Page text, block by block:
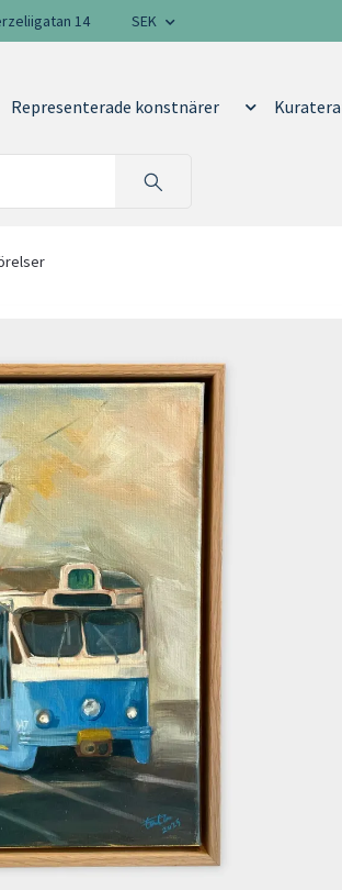
14 SEK
Representerade konstnärer